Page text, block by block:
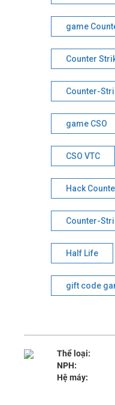
game
Counter
Counter-
game CSO
CSO VTC
Hack
Counter-
Half Life
gift code
Thể loại:
NPH:
Hệ máy: